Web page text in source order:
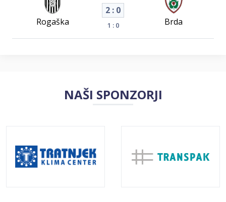
Rogaška
2 : 0
1 : 0 Brda
NAŠI SPONZORJI